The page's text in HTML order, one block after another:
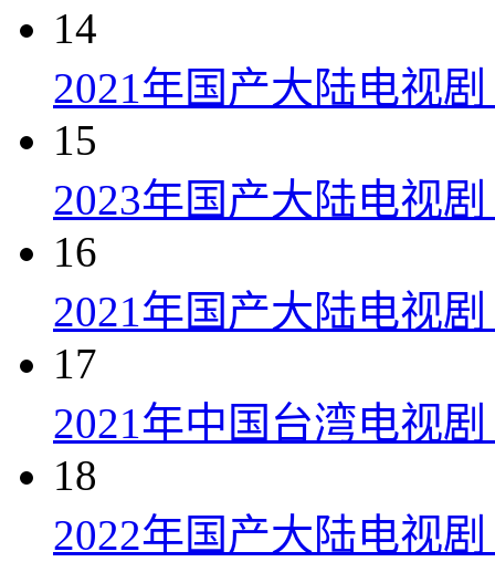
14
2021年国产大陆电视
15
2023年国产大陆电视
16
2021年国产大陆电视
17
2021年中国台湾电视
18
2022年国产大陆电视